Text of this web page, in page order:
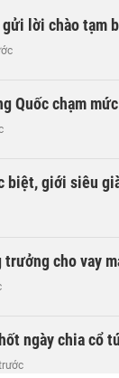
gửi lời chào tạm
Quốc chạm
giới siêu
trưởng cho vay
ngày chia cổ